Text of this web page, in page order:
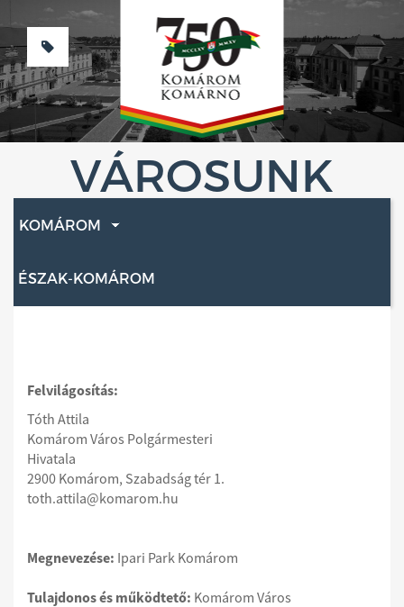
VÁROSUNK
KOMÁROM
ÉSZAK-KOMÁROM
Felvilágosítás:
Tóth Attila
Komárom Város Polgármesteri
Hivatala
2900 Komárom, Szabadság tér 1.
toth.attila@komarom.hu
Megnevezése: Ipari Park Komárom
Tulajdonos és működtető: Komárom Város